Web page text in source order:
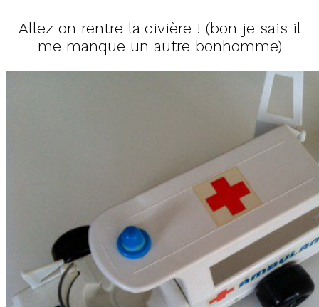
Allez on rentre la civière ! (bon je sais il
me manque un autre bonhomme)